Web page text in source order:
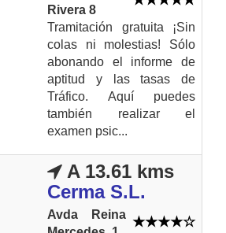
Rivera 8
Tramitación gratuita ¡Sin
colas ni molestias! Sólo
abonando el informe de
aptitud y las tasas de
Tráfico. Aquí puedes
también realizar el
examen psic...
A 13.61 kms
Cerma S.L.
Avda Reina